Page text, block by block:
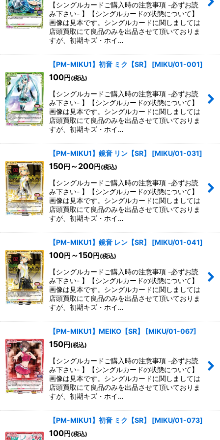
【シングルカードご購入時の注意事項 -必ずお読
み下さい- 】【シングルカードの状態について】
画像は見本です。シングルカードに関しましては
店頭買取にて良品のみを出品させて頂いておりま
すが、初期キズ・ホイ…
【PM-MIKU1】初音 ミク【SR】 [MIKU/01-001]
100円 (税込)
【シングルカードご購入時の注意事項 -必ずお読
み下さい- 】【シングルカードの状態について】
画像は見本です。シングルカードに関しましては
店頭買取にて良品のみを出品させて頂いておりま
すが、初期キズ・ホイ…
【PM-MIKU1】鏡音 リン【SR】 [MIKU/01-031]
150円 ～200円 (税込)
【シングルカードご購入時の注意事項 -必ずお読
み下さい- 】【シングルカードの状態について】
画像は見本です。シングルカードに関しましては
店頭買取にて良品のみを出品させて頂いておりま
すが、初期キズ・ホイ…
【PM-MIKU1】鏡音 レン【SR】 [MIKU/01-041]
100円 ～150円 (税込)
【シングルカードご購入時の注意事項 -必ずお読
み下さい- 】【シングルカードの状態について】
画像は見本です。シングルカードに関しましては
店頭買取にて良品のみを出品させて頂いておりま
すが、初期キズ・ホイ…
【PM-MIKU1】MEIKO【SR】 [MIKU/01-067]
150円 (税込)
【シングルカードご購入時の注意事項 -必ずお読
み下さい- 】【シングルカードの状態について】
画像は見本です。シングルカードに関しましては
店頭買取にて良品のみを出品させて頂いておりま
すが、初期キズ・ホイ…
【PM-MIKU1】初音 ミク【SR】 [MIKU/01-073]
100円 (税込)